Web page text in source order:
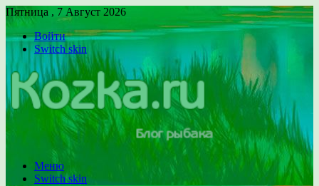
Пятница , 7 Август 2026
Войти
Switch skin
Меню
Switch skin